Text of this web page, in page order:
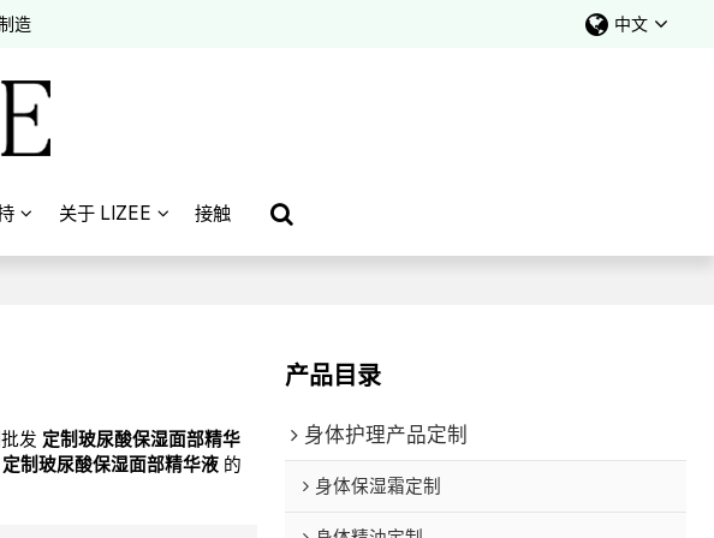
造 中文
关于 LIZEE 接触
发 定制玻尿酸保湿面部精华
定制玻尿酸保湿面部精华液 的
产品目录
身体护理产品定制
身体保湿霜定制